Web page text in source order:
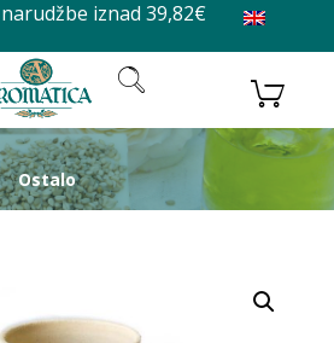
iznad 39,82€
Ostalo